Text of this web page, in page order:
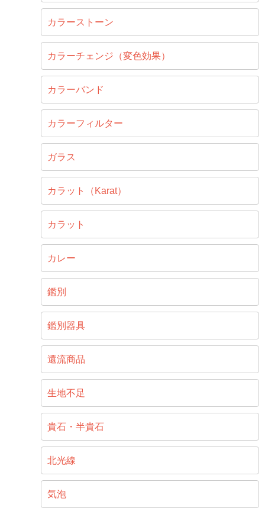
カラーストーン
カラーチェンジ（変色効果）
カラーバンド
カラーフィルター
ガラス
カラット（Karat）
カラット
カレー
鑑別
鑑別器具
還流商品
生地不足
貴石・半貴石
北光線
気泡